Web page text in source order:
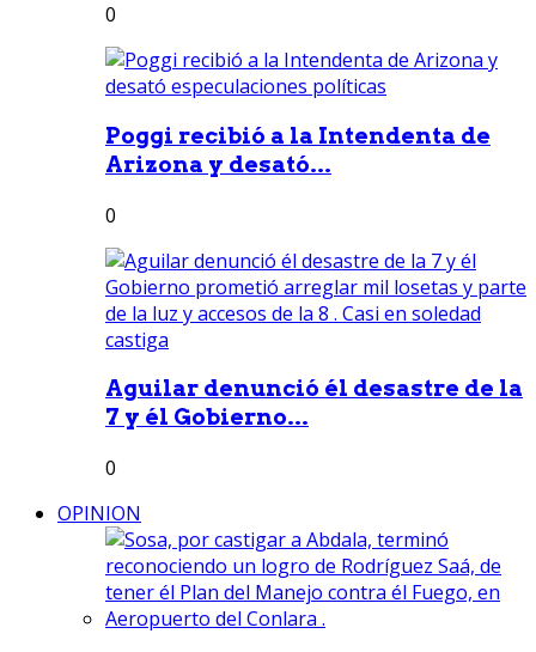
0
Poggi recibió a la Intendenta de
Arizona y desató...
0
Aguilar denunció él desastre de la
7 y él Gobierno...
0
OPINION